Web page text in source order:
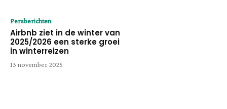
Persberichten
Airbnb ziet in de winter van
2025/2026 een sterke groei
in winterreizen
13 november 2025